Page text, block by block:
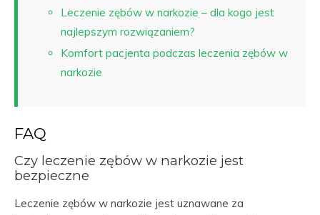
Leczenie zębów w narkozie – dla kogo jest
najlepszym rozwiązaniem?
Komfort pacjenta podczas leczenia zębów w
narkozie
FAQ
Czy leczenie zębów w narkozie jest
bezpieczne
Leczenie zębów w narkozie jest uznawane za